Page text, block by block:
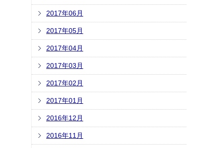
2017年06月
2017年05月
2017年04月
2017年03月
2017年02月
2017年01月
2016年12月
2016年11月